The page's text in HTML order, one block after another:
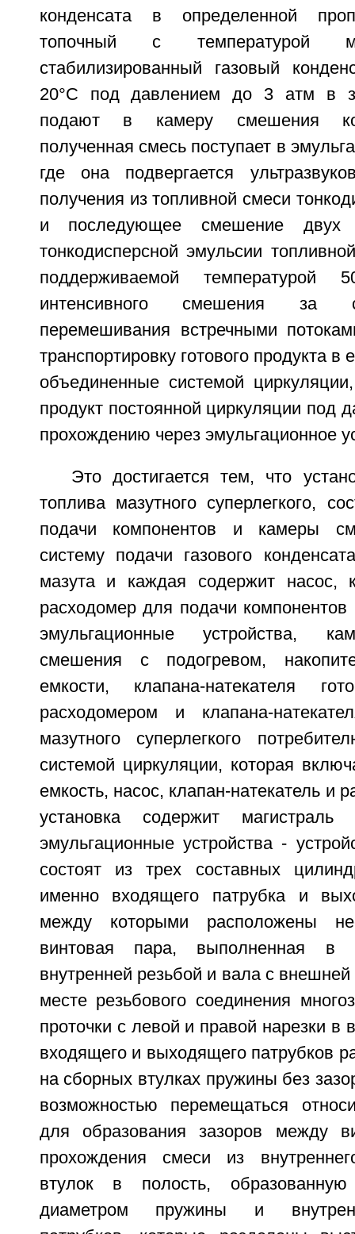
конденсата в определенной
топочный с температурой
стабилизированный газовый
20°C под давлением до 3 атм в
подают в камеру смешения
полученная смесь поступает в
где она подвергается
получения из топливной смеси
и последующее смешение двух
тонкодисперсной эмульсии
поддерживаемой температурой
интенсивного смешения за
перемешивания встречными
транспортировку готового продукта в
объединенные системой
продукт постоянной циркуляции под
прохождению через эмульгационное
Это достигается тем, что
топлива мазутного суперлегкого,
подачи компонентов и камеры
систему подачи газового
мазута и каждая содержит насос,
расходомер для подачи
эмульгационные устройства,
смешения с подогревом,
емкости, клапана-натекателя
расходомером и клапана-
мазутного суперлегкого
системой циркуляции, которая
емкость, насос, клапан-натекатель и
установка содержит
эмульгационные устройства -
состоят из трех составных
именно входящего патрубка и
между которыми расположены
винтовая пара, выполненная
внутренней резьбой и вала с
месте резьбового соединения
проточки с левой и правой нарезки в
входящего и выходящего патрубков
на сборных втулках пружины без
возможностью перемещаться
для образования зазоров между
прохождения смеси из
втулок в полость,
диаметром пружины и